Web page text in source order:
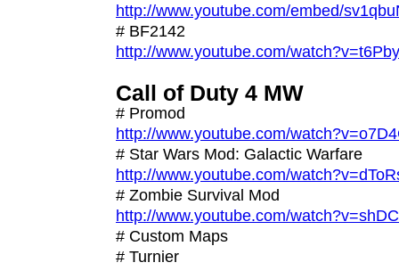
http://www.youtube.com/embed/
# BF2142
http://www.youtube.com/
Call of Duty 4 MW
# Promod
http://www.youtube.com/
# Star Wars Mod: Galactic Warfare
http://www.youtube.com/
# Zombie Survival Mod
http://www.youtube.com/
# Custom Maps
# Turnier